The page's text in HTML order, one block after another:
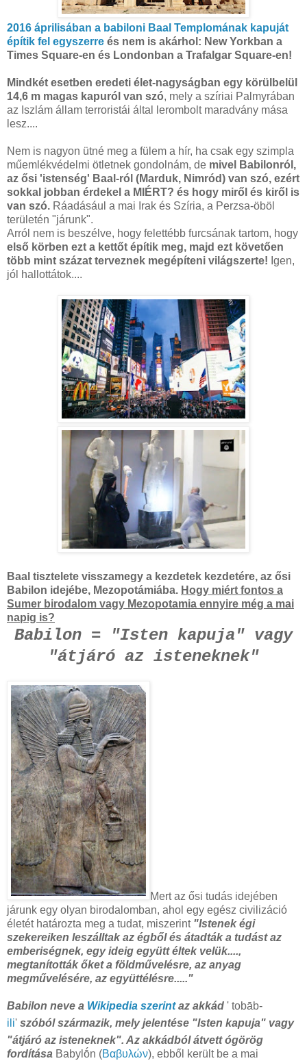
2016 áprilisában a babiloni Baal Templomának kapuját
építik fel egyszerre és nem is akárhol: New Yorkban a
Times Square-en és Londonban a Trafalgar Square-en!
Mindkét esetben eredeti élet-nagyságban egy körülbelül
14,6 m magas kapuról van szó, mely a szíriai Palmyrában
az Iszlám állam terroristái által lerombolt maradvány mása
lesz....
Nem is nagyon ütné meg a fülem a hír, ha csak egy szimpla
műemlékvédelmi ötletnek gondolnám, de mivel Babilonról,
az ősi 'istenség' Baal-ról (Marduk, Nimród) van szó, ezért
sokkal jobban érdekel a MIÉRT? és hogy miről és kiről is
van szó. Ráadásául a mai Irak és Szíria, a Perzsa-öböl
területén "járunk".
Arról nem is beszélve, hogy felettébb furcsának tartom, hogy
első körben ezt a kettőt építik meg, majd ezt követően
több mint százat terveznek megépíteni világszerte! Igen,
jól hallottátok....
Baal tisztelete visszamegy a kezdetek kezdetére, az ősi
Babilon idejébe, Mezopotámiába. Hogy miért fontos a
Sumer birodalom vagy Mezopotamia ennyire még a mai
napig is?
Babilon = "Isten kapuja" vagy
"átjáró az isteneknek"
Mert az ősi tudás idejében
járunk egy olyan birodalomban, ahol egy egész civilizáció
életét határozta meg a tudat, miszerint "Istenek égi
szekereiken leszálltak az égből és átadták a tudást az
emberiségnek, egy ideig együtt éltek velük....,
megtanították őket a földművelésre, az anyag
megművelésére, az együttélésre....."
Babilon neve a Wikipedia szerintaz akkád ' tobāb-
ili' szóból származik, mely jelentése "Isten kapuja" vagy
"átjáró az isteneknek". Az akkádból átvett ógörög
fordítása Babylṓn (Βαβυλών), ebből került be a mai